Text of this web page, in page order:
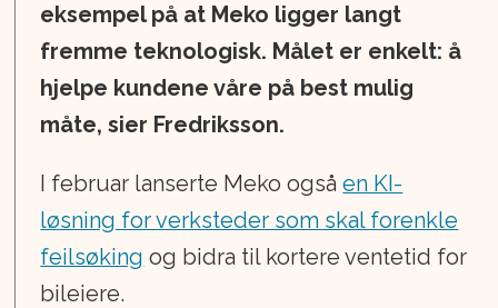
eksempel på at Meko ligger langt
fremme teknologisk. Målet er enkelt: å
hjelpe kundene våre på best mulig
måte, sier Fredriksson.
I februar lanserte Meko ogsåen KI-
løsning for verksteder som skal forenkle
feilsøking og bidra til kortere ventetid for
bileiere.